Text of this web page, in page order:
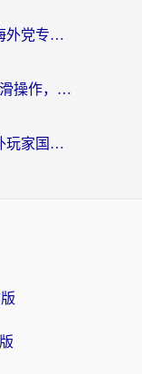
在欧洲玩新诛仙总卡顿？这份海外党专属加速器指南帮你解决延迟难题
在英国玩鸣潮：从延迟999到丝滑操作，我是怎么做到的？
在国外还能打失落城堡吗？海外玩家国服游戏加速终极指南（附北美玩online加速器下载技巧）